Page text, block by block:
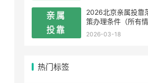
2026北京亲属投靠
策办理条件（所有情
2026-03-18
热门标签